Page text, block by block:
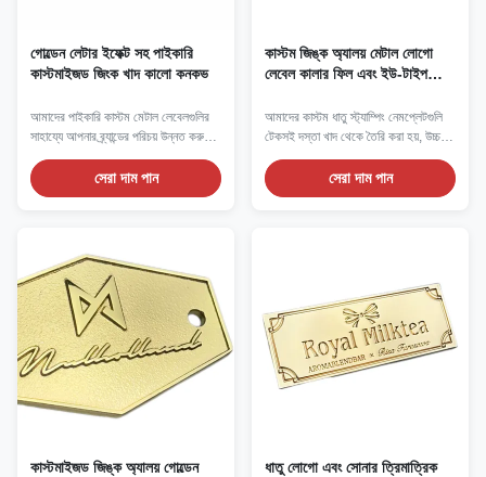
গোল্ডেন লেটার ইফেক্ট সহ পাইকারি
কাস্টমাইজড জিংক খাদ কালো কনকভ
আমাদের পাইকারি কাস্টম মেটাল লেবেলগুলির
সাহায্যে আপনার ব্র্যান্ডের পরিচয় উন্নত করুন,
এমন ব্যবসার জন্য ডিজাইন করা হয়েছে৷
সেরা দাম পান
কাস্টম জিঙ্ক অ্যালয় মেটাল লোগো
লেবেল কালার ফিল এবং ইউ-টাইপ
আমাদের কাস্টম ধাতু স্ট্যাম্পিং নেমপ্লেটগুলি
টেকসই দস্তা খাদ থেকে তৈরি করা হয়, উচ্চ-
উত্থাপিত বা পুনরুদ্ধার করা লোগো, পাঠ্য এবং
সিরিয়াল নম্বর তৈরি করা হয়।
সেরা দাম পান
কাস্টমাইজড জিঙ্ক অ্যালয় গোল্ডেন
ধাতু লোগো এবং সোনার ত্রিমাত্রিক